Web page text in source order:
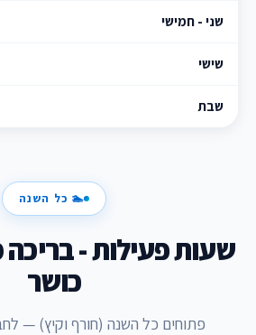
שני - חמישי
שישי
שבת
🏊 כל השנה
שעות פעילות -
כושר
פתוחים כל השנה (חורף וקיץ) —